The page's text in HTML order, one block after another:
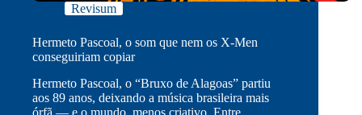
Revisum
Hermeto Pascoal, o som que nem os X-Men
conseguiriam copiar
Hermeto Pascoal, o “Bruxo de Alagoas” partiu
aos 89 anos, deixando a música brasileira mais
órfã — e o mundo, menos criativo. Entre